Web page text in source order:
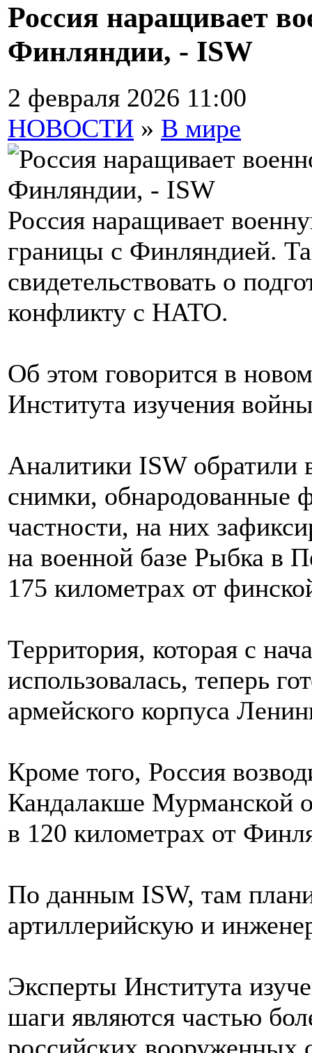
Россия наращивает
Финляндии, - ISW
2 февраля 2026 11:00
НОВОСТИ » В мире
Россия наращивает
границы с Финляндией.
свидетельствовать о
конфликту с НАТО.
Об этом говорится в
Института изучения
Аналитики ISW обратили
снимки, обнародованные
частности, на них
на военной базе Рыбка в
175 километрах от
Территория, которая с
использовалась, теперь
армейского корпуса
Кроме того, Россия
Кандалакше Мурманской
в 120 километрах от
По данным ISW, там
артиллерийскую и
Эксперты Института
шаги являются частью